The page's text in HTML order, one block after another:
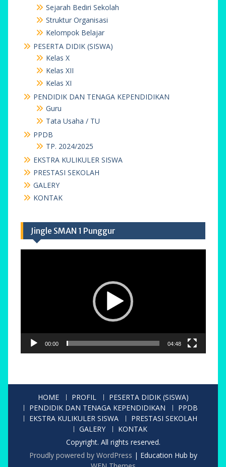
Sejarah Bediri Sekolah
Struktur Organisasi
Kelompok Belajar
PESERTA DIDIK (SISWA)
Kelas X
Kelas XII
Kelas XI
PENDIDIK DAN TENAGA KEPENDIDIKAN
Guru
Tata Usaha / TU
PPDB
TP. 2024/2025
EKSTRA KULIKULER SISWA
PRESTASI SEKOLAH
GALERY
KONTAK
Jingle SMAN 1 Punggur
00:00 04:48
HOME PROFIL
PESERTA DIDIK (SISWA)
PENDIDIK DAN TENAGA KEPENDIDIKAN
PPDB
EKSTRA KULIKULER SISWA
PRESTASI SEKOLAH
GALERY
KONTAK
Copyright. All rights reserved.
Proudly powered by WordPress | Education Hub by